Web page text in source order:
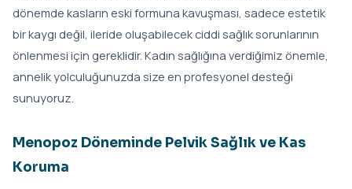
dönemde kasların eski formuna kavuşması, sadece estetik
bir kaygı değil, ileride oluşabilecek ciddi sağlık sorunlarının
önlenmesi için gereklidir. Kadın sağlığına verdiğimiz önemle,
annelik yolculuğunuzda size en profesyonel desteği
sunuyoruz.
Menopoz Döneminde Pelvik Sağlık ve Kas
Koruma